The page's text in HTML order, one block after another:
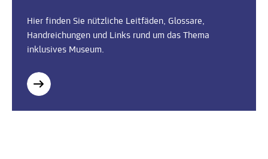
Hier finden Sie nützliche Leitfäden, Glossare,
Handreichungen und Links rund um das Thema
inklusives Museum.